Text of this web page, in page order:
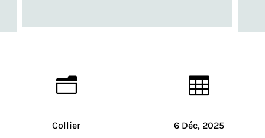
n
Collier

6 Déc, 2025